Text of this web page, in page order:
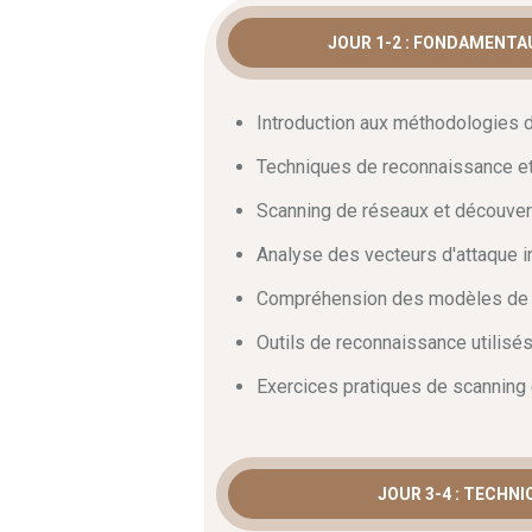
Analyse des
Il faut comprendre l’attaquant pour
des menaces et des vecteurs
les exploits courants et pratiquerez le
indicateurs de compromission
Outils et
La pratique forge l’expertise
indispensables pour unegestion des
protègent durablement les
Préparation à la
JOUR 1-2 :
Introduction aux méthodologies
Techniques de reconnaissance
Scanning de réseaux et
Analyse des vecteurs d'attaque
Compréhension des modèles
Outils de reconnaissance
Exercices pratiques de scanning
JOUR 3-4 :